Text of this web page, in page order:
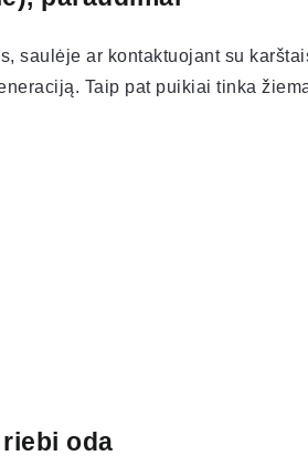
saulėje ar kontaktuojant su
Taip pat puikiai tinka
oda